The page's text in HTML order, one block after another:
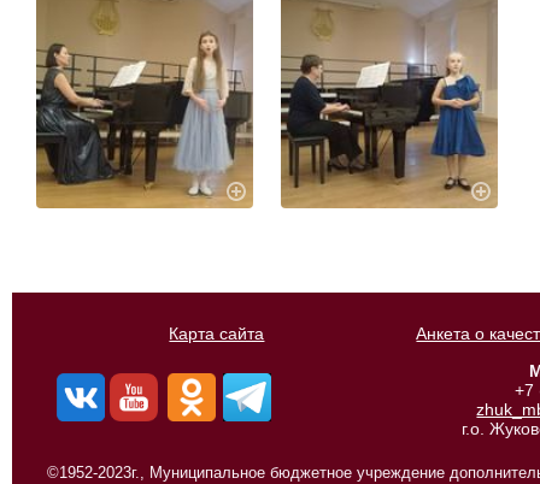
Карта сайта
Анкета о
+7
г.о.
©1952-2023г., Муниципальное бюджетное учреждение